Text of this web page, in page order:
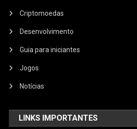
Criptomoedas
Desenvolvimento
Guia para iniciantes
Jogos
Notícias
LINKS IMPORTANTES